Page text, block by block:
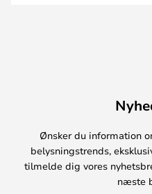
Ønsker du information
belysningstrends,
tilmelde dig vores
næste